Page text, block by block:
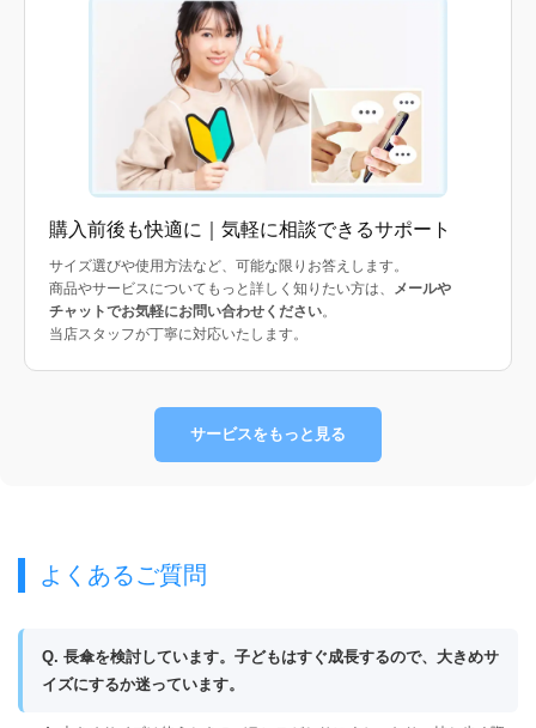
購入前後も快適に｜気軽に相談できるサポート
サイズ選びや使用方法など、可能な限りお答えします。
商品やサービスについてもっと詳しく知りたい方は、 メールや
チャットでお気軽にお問い合わせください。
当店スタッフが丁寧に対応いたします。
サービスをもっと見る
よくあるご質問
Q. 長傘を検討しています。子どもはすぐ成長するので、大きめサ
イズにするか迷っています。